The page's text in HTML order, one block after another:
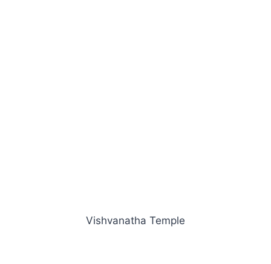
Vishvanatha Temple